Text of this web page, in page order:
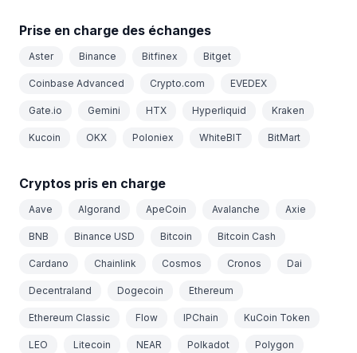
Prise en charge des échanges
Aster Binance Bitfinex Bitget
Coinbase Advanced Crypto.com EVEDEX
Gate.io Gemini HTX Hyperliquid Kraken
Kucoin OKX Poloniex WhiteBIT BitMart
Cryptos pris en charge
Aave Algorand ApeCoin Avalanche Axie
BNB Binance USD Bitcoin Bitcoin Cash
Cardano Chainlink Cosmos Cronos Dai
Decentraland Dogecoin Ethereum
Ethereum Classic Flow IPChain KuCoin Token
LEO Litecoin NEAR Polkadot Polygon